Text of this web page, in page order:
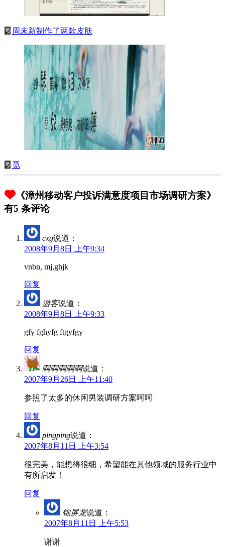
《漳州移动客户投诉满意度项目市场调研方案》
有5 条评论
cxg说道：
2008年9月8日 上午9:34
vnbn, mj,ghjk
回复
游客说道：
2008年9月8日 上午9:33
gfy fghyfg ftgyfgy
回复
啊啊啊啊啊说道：
2007年9月26日 上午11:40
参照了太多的休闲男装调研方案呵呵
回复
pingping说道：
2007年8月11日 上午3:54
很完美，能想得很细，希望能在其他领域的服务行业中
有所启发！
回复
锦屏龙说道：
2007年8月11日 上午5:53
谢谢
周末新制作了两款皮肤
觅